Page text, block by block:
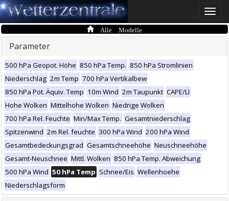
Toggle
Alle Modelle
Parameter
500 hPa Geopot. Höhe 850 hPa Temp. 850 hPa Stromlinien
Niederschlag 2m Temp 700 hPa Vertikalbew
850 hPa Pot. Äquiv. Temp 10m Wind 2m Taupunkt CAPE/LI
Hohe Wolken Mittelhohe Wolken Niedrige Wolken
700 hPa Rel. Feuchte Min/Max Temp. Gesamtniederschlag
Spitzenwind 2m Rel. feuchte 300 hPa Wind 200 hPa Wind
Gesamtbedeckungsgrad Gesamtschneehöhe Neuschneehöhe
Gesamt-Neuschnee Mittl. Wolken 850 hPa Temp. Abweichung
500 hPa Wind 50 hPa Temp Schnee/Eis Wellenhoehe
Niederschlagsform